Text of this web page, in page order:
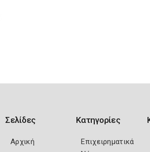
Σελίδες
Αρχική
Κατηγορίες
Επιχειρηματικά